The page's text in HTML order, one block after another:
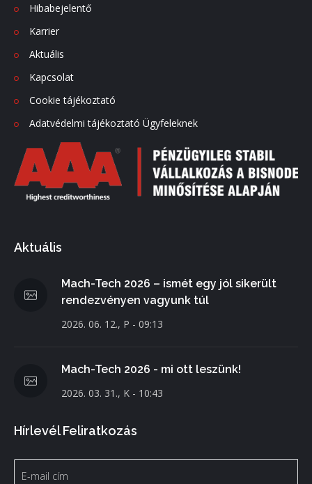
Hibabejelentő
Karrier
Aktuális
Kapcsolat
Cookie tájékoztató
Adatvédelmi tájékoztató Ügyfeleknek
Aktuális
Mach-Tech 2026 – ismét egy jól sikerült
rendezvényen vagyunk túl
2026. 06. 12., P - 09:13
Mach-Tech 2026 - mi ott leszünk!
2026. 03. 31., K - 10:43
Hírlevél Feliratkozás